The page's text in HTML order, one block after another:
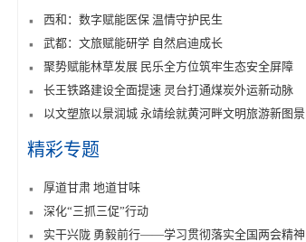
西和：数字赋能医保 温情守护民生
武都：文旅赋能研学 自然启迪成长
聚势赋能林草发展 民乐全方位筑牢生态安全屏障
长王铁路建设全面提速 灵台打通煤炭外运新动脉
以文塑旅以景润城 永靖绘就黄河畔文明旅游新图景
精彩专题
厚道甘肃 地道甘味
深化“三抓三促”行动
实干兴陇 勇毅前行——学习贯彻落实全国两会精神